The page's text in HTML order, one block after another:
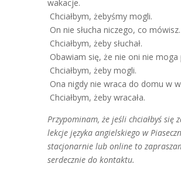
wakacje.
Chciałbym, żebyśmy mogli.
On nie słucha niczego, co mówisz.
Chciałbym, żeby słuchał.
Obawiam się, że nie oni nie moga
Chciałbym, żeby mogli.
Ona nigdy nie wraca do domu w
Chciałbym, żeby wracała.
Przypominam, że jeśli chciałbyś się
lekcje języka angielskiego w
stacjonarnie lub online to
serdecznie do kontaktu.